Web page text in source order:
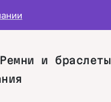
Ремни и браслеты